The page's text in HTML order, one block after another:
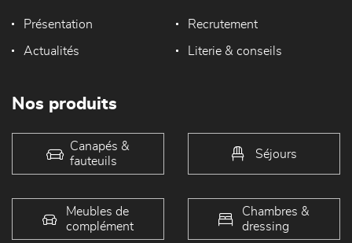
Présentation Recrutement
Actualités Literie & conseils
Nos produits
Canapés &
fauteuils
Séjours
Meubles de
complément
Chambres &
dressing